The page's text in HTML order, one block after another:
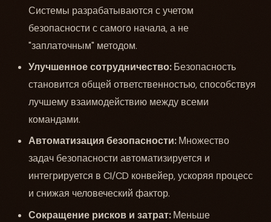
Системы разрабатываются с учетом
безопасности с самого начала, а не
"заплаточным" методом.
Улучшенное сотрудничество:Безопасность
становится общей ответственностью, способствуя
лучшему взаимодействию между всеми
командами.
Автоматизация безопасности:Множество
задач безопасности автоматизируется и
интегрируется в CI/CD конвейер, ускоряя процесс
и снижая человеческий фактор.
Сокращение рисков и затрат:Меньше